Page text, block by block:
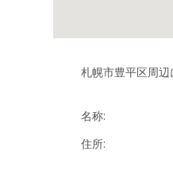
札幌市豊平区周
名称:
住所: